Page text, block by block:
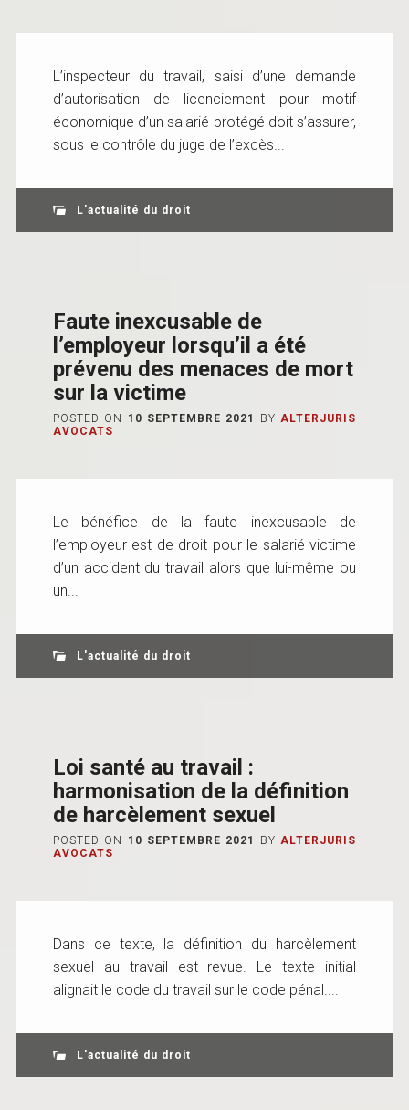
L’inspecteur du travail, saisi d’une demande
d’autorisation de licenciement pour motif
économique d’un salarié protégé doit s’assurer,
sous le contrôle du juge de l’excès...
L'actualité du droit
Faute inexcusable de
l’employeur lorsqu’il a été
prévenu des menaces de mort
sur la victime
POSTED ON 10 SEPTEMBRE 2021 BY ALTERJURIS
AVOCATS
Le bénéfice de la faute inexcusable de
l’employeur est de droit pour le salarié victime
d’un accident du travail alors que lui-même ou
un...
L'actualité du droit
Loi santé au travail :
harmonisation de la définition
de harcèlement sexuel
POSTED ON 10 SEPTEMBRE 2021 BY ALTERJURIS
AVOCATS
Dans ce texte, la définition du harcèlement
sexuel au travail est revue. Le texte initial
alignait le code du travail sur le code pénal....
L'actualité du droit